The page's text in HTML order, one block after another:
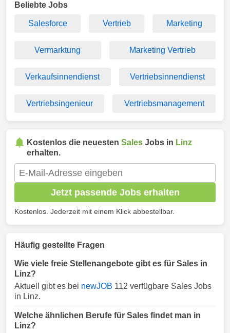
Beliebte Jobs
Salesforce Vertrieb Marketing
Vermarktung Marketing Vertrieb
Verkaufsinnendienst Vertriebsinnendienst
Vertriebsingenieur Vertriebsmanagement
Kostenlos die neuesten Sales Jobs in Linz
erhalten.
Jetzt passende Jobs erhalten
Kostenlos. Jederzeit mit einem Klick abbestellbar.
Häufig gestellte Fragen
Wie viele freie Stellenangebote gibt es für Sales in
Linz?
Aktuell gibt es bei newJOB 112 verfügbare Sales Jobs
in Linz.
Welche ähnlichen Berufe für Sales findet man in
Linz?